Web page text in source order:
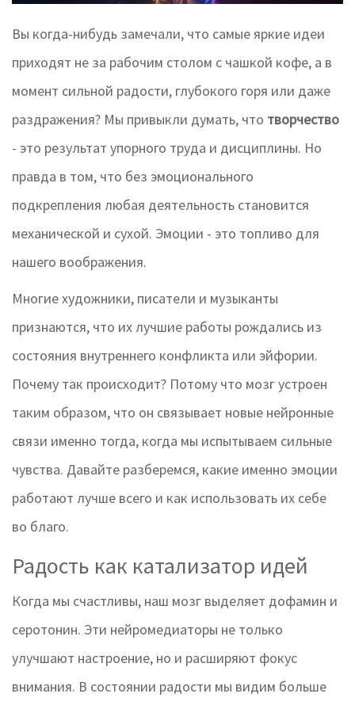
Вы когда-нибудь замечали, что самые яркие идеи
приходят не за рабочим столом с чашкой кофе, а в
момент сильной радости, глубокого горя или даже
раздражения? Мы привыкли думать, что творчество
- это результат упорного труда и дисциплины. Но
правда в том, что без эмоционального
подкрепления любая деятельность становится
механической и сухой. Эмоции - это топливо для
нашего воображения.
Многие художники, писатели и музыканты
признаются, что их лучшие работы рождались из
состояния внутреннего конфликта или эйфории.
Почему так происходит? Потому что мозг устроен
таким образом, что он связывает новые нейронные
связи именно тогда, когда мы испытываем сильные
чувства. Давайте разберемся, какие именно эмоции
работают лучше всего и как использовать их себе
во благо.
Радость как катализатор идей
Когда мы счастливы, наш мозг выделяет дофамин и
серотонин. Эти нейромедиаторы не только
улучшают настроение, но и расширяют фокус
внимания. В состоянии радости мы видим больше